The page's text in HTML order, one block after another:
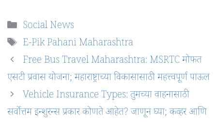
Categories
Social News
Tags
E-Pik Pahani Maharashtra
Free Bus Travel Maharashtra: MSRTC मोफत
एसटी प्रवास योजना; महाराष्ट्राच्या विकासासाठी महत्त्वपूर्ण पाऊल
Vehicle Insurance Types: तुमच्या वाहनासाठी
सर्वोत्तम इन्शुरन्स प्रकार कोणते आहेत? जाणून घ्या; कव्हर आणि